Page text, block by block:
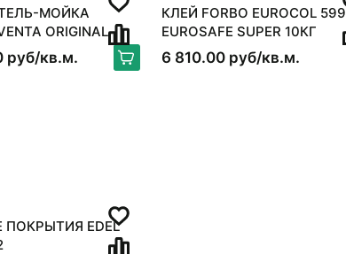
МОЙКА
ORIGINAL
руб/кв.м.
КЛЕЙ FORBO EUROCOL 599
EUROSAFE SUPER 10КГ
6 810.00 руб/кв.м.
EDEL